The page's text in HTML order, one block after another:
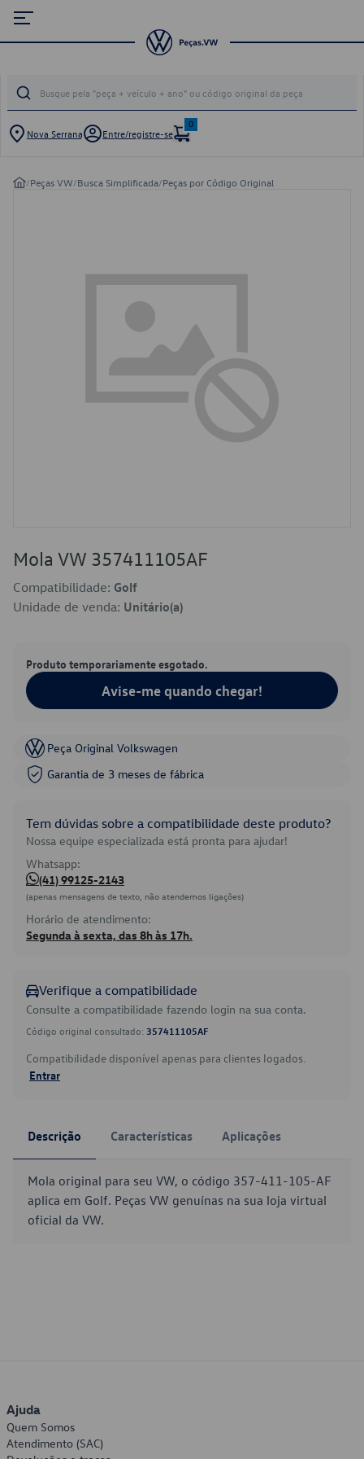
Nova Serrana Entre/registre-se
0
/Peças VW/Busca Simplificada/Peças por Código Original
Mola VW 357411105AF
Compatibilidade: Golf
Unidade de venda: Unitário(a)
Produto temporariamente esgotado.
Avise-me quando chegar!
Peça Original Volkswagen
Garantia de 3 meses de fábrica
Tem dúvidas sobre a compatibilidade deste produto?
Nossa equipe especializada está pronta para ajudar!
Whatsapp:
(41) 99125-2143
(apenas mensagens de texto, não atendemos ligações)
Horário de atendimento:
Segunda à sexta, das 8h às 17h.
Verifique a compatibilidade
Consulte a compatibilidade fazendo login na sua conta.
Código original consultado: 357411105AF
Compatibilidade disponível apenas para clientes logados.
Entrar
Descrição Características Aplicações
Mola original para seu VW, o código 357-411-105-AF
aplica em Golf. Peças VW genuínas na sua loja virtual
oficial da VW.
Ajuda
Quem Somos
Atendimento (SAC)